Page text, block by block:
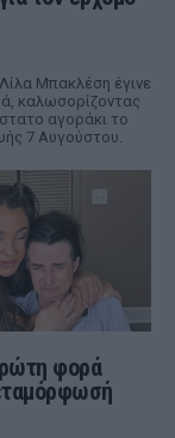
Μπακλέση έγινε
καλωσορίζοντας
αγοράκι το
7 Αυγούστου.
φορά